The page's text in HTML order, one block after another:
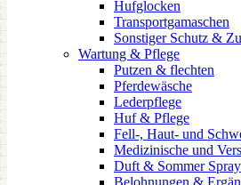
Hufglocken
Transportgamaschen
Sonstiger Schutz &
Wartung & Pflege
Putzen & flechten
Pferdewäsche
Lederpflege
Huf & Pflege
Fell-, Haut- und
Medizinische und
Duft & Sommer
Belohnungen &